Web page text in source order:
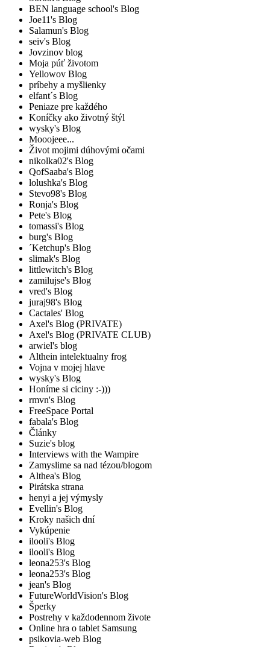
BEN language school's Blog
Joe11's Blog
Salamun's Blog
seiv's Blog
Jovzinov blog
Moja púť životom
Yellowov Blog
príbehy a myšlienky
elfant´s Blog
Peniaze pre každého
Koníčky ako životný štýl
wysky's Blog
Mooojeee...
Život mojimi dúhovými očami
nikolka02's Blog
QofSaaba's Blog
lolushka's Blog
Stevo98's Blog
Ronja's Blog
Pete's Blog
tomassi's Blog
burg's Blog
´Ketchup's Blog
slimak's Blog
littlewitch's Blog
zamilujse's Blog
vred's Blog
juraj98's Blog
Cactales' Blog
Axel's Blog (PRIVATE)
Axel's Blog (PRIVATE CLUB)
arwiel's blog
Althein intelektualny frog
Vojna v mojej hlave
wysky's Blog
Honíme si ciciny :-)))
rmvn's Blog
FreeSpace Portal
fabala's Blog
Články
Suzie's blog
Interviews with the Wampire
Zamyslime sa nad tézou/blogom
Althea's Blog
Pirátska strana
henyi a jej výmysly
Evellin's Blog
Kroky našich dní
Vykúpenie
ilooli's Blog
ilooli's Blog
leona253's Blog
leona253's Blog
jean's Blog
FutureWorldVision's Blog
Šperky
Postrehy v každodennom živote
Online hra o tablet Samsung
psikovia-web Blog